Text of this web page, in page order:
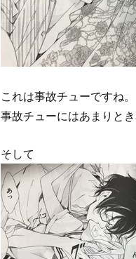
これは事故チューですね。
事故チューにはあまりとき
そして